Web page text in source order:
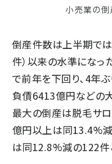
小売業の
倒産件数は上半期で
件）以来の水準にな
で前年を下回り、4年
負債6413億円などの
最大の倒産は脱毛サ
億円以上は同13.4%
は同12.8%減の122件